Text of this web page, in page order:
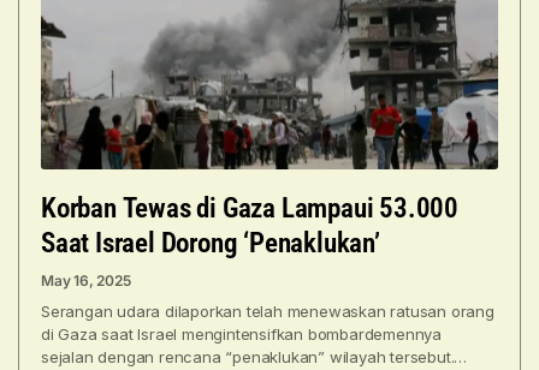
Korban Tewas di Gaza Lampaui 53.000
Saat Israel Dorong ‘Penaklukan’
May 16, 2025
Serangan udara dilaporkan telah menewaskan ratusan orang
di Gaza saat Israel mengintensifkan bombardemennya
sejalan dengan rencana “penaklukan” wilayah tersebut.